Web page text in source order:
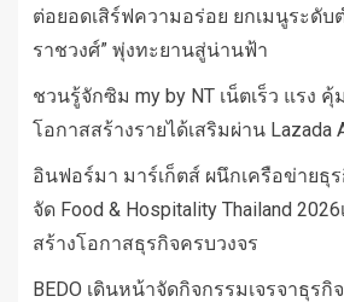
ต่อยอดเสิร์ฟความอร่อย ยกเมนูระดับ
ราชวงศ์” พุ่งทะยานสู่น่านฟ้า
ชวนรู้จักซิม my by NT เน็ตเร็ว แรง
โอกาสสร้างรายได้เสริมผ่าน Lazada
อินฟอร์มา มาร์เก็ตส์ ผนึกเครือข่ายธุ
จัด Food & Hospitality Thailand
สร้างโอกาสธุรกิจครบวงจร
BEDO เดินหน้าจัดกิจกรรมเจรจาธุรกิจ